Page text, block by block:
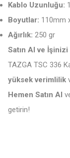
Kablo Uzunluğu:
Boyutlar: 110mm
Ağırlık: 250 gr
Satın Al ve İşinizi
TAZGA TSC 336
yüksek verimlilik
Hemen Satın Al
getirin!